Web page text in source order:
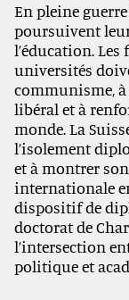
En pleine
poursuivent
l’éducation.
universités
communisme,
libéral et à
monde. La
l’isolement
et à montrer
internationale
dispositif de
doctorat de
l’intersection
politique et